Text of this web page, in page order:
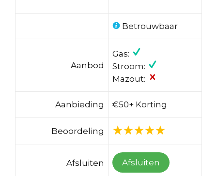
Betrouwbaar
Aanbod
Gas:
Stroom:
Mazout:
Aanbieding €50+ Korting
Beoordeling
Afsluiten Afsluiten